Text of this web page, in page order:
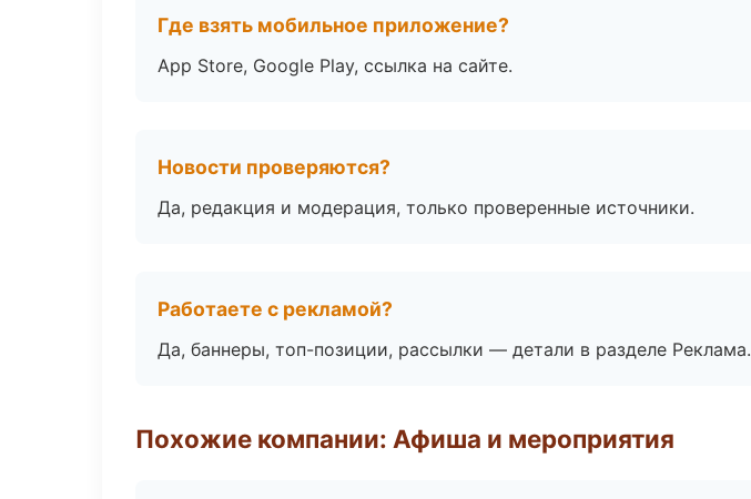
Где взять мобильное приложение?
App Store, Google Play, ссылка на сайте.
Новости проверяются?
Да, редакция и модерация, только проверенные источники.
Работаете с рекламой?
Да, баннеры, топ-позиции, рассылки — детали в разделе Реклама.
Похожие компании: Афиша и мероприятия